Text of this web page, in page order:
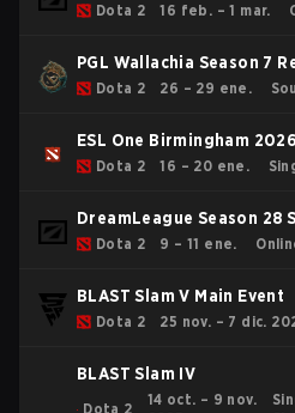
Dota 2 16 feb. – 1 mar.
Dota 2 26 – 29 ene.
ESL One Birmingham
Dota 2 16 – 20 ene.
DreamLeague Season 28
Dota 2 9 – 11 ene.
BLAST Slam V Main Event
Dota 2 25 nov. – 7 dic.
BLAST Slam IV
Dota 2
14 oct. – 9 nov.